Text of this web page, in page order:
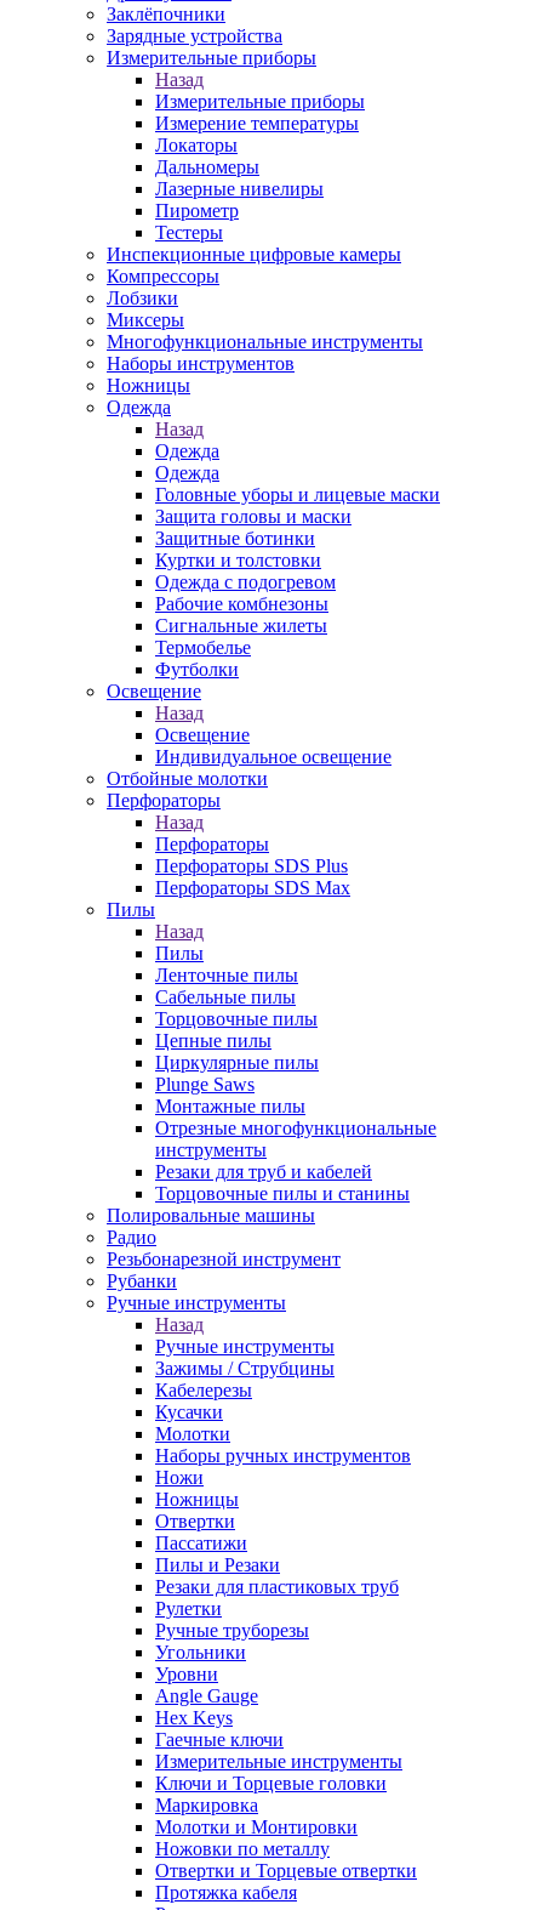
Заклёпочники
Зарядные устройства
Измерительные приборы
Назад
Измерительные приборы
Измерение температуры
Локаторы
Дальномеры
Лазерные нивелиры
Пирометр
Тестеры
Инспекционные цифровые камеры
Компрессоры
Лобзики
Миксеры
Многофункциональные инструменты
Наборы инструментов
Ножницы
Одежда
Назад
Одежда
Одежда
Головные уборы и лицевые маски
Защита головы и маски
Защитные ботинки
Куртки и толстовки
Одежда с подогревом
Рабочие комбнезоны
Сигнальные жилеты
Термобелье
Футболки
Освещение
Назад
Освещение
Индивидуальное освещение
Отбойные молотки
Перфораторы
Назад
Перфораторы
Перфораторы SDS Plus
Перфораторы SDS Max
Пилы
Назад
Пилы
Ленточные пилы
Сабельные пилы
Торцовочные пилы
Цепные пилы
Циркулярные пилы
Plunge Saws
Монтажные пилы
Отрезные многофункциональные
инструменты
Резаки для труб и кабелей
Торцовочные пилы и станины
Полировальные машины
Радио
Резьбонарезной инструмент
Рубанки
Ручные инструменты
Назад
Ручные инструменты
Зажимы / Струбцины
Кабелерезы
Кусачки
Молотки
Наборы ручных инструментов
Ножи
Ножницы
Отвертки
Пассатижи
Пилы и Резаки
Резаки для пластиковых труб
Рулетки
Ручные труборезы
Угольники
Уровни
Angle Gauge
Hex Keys
Гаечные ключи
Измерительные инструменты
Ключи и Торцевые головки
Маркировка
Молотки и Монтировки
Ножовки по металлу
Отвертки и Торцевые отвертки
Протяжка кабеля